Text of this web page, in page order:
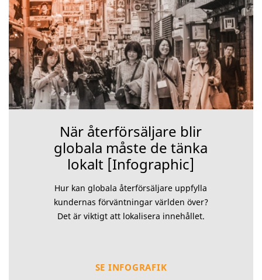
När återförsäljare blir
globala måste de tänka
lokalt [Infographic]
Hur kan globala återförsäljare uppfylla
kundernas förväntningar världen över?
Det är viktigt att lokalisera innehållet.
SE INFOGRAFIK